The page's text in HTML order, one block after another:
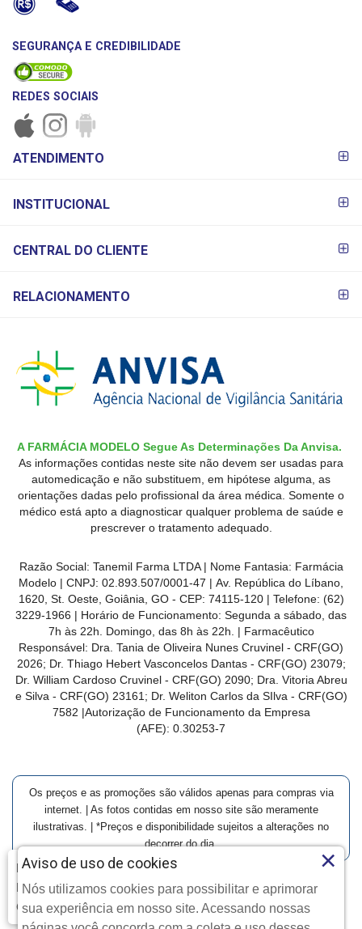
Farmácia Modelo | Goiânia | Entrega Imediata e Clique-
Retire
Clique aqui...
SEGURANÇA E CREDIBILIDADE
REDES SOCIAIS
PAGAMENTO
ATENDIMENTO
INSTITUCIONAL
CENTRAL DO CLIENTE
RELACIONAMENTO
A FARMÁCIA MODELO Segue As Determinações Da Anvisa.
As informações contidas neste site não devem ser usadas para
automedicação e não substituem, em hipótese alguma, as
orientações dadas pelo profissional da área médica. Somente o
médico está apto a diagnosticar qualquer problema de saúde e
prescrever o tratamento adequado.
Razão Social: Tanemil Farma LTDA | Nome Fantasia: Farmácia
Modelo | CNPJ: 02.893.507/0001-47 | Av. República do Líbano,
1620, St. Oeste, Goiânia, GO - CEP: 74115-120 | Telefone: (62)
3229-1966 | Horário de Funcionamento: Segunda a sábado, das
7h às 22h. Domingo, das 8h às 22h. | Farmacêutico
Responsável: Dra. Tania de Oliveira Nunes Cruvinel - CRF(GO)
2026; Dr. Thiago Hebert Vasconcelos Dantas - CRF(GO) 23079;
Dr. William Cardoso Cruvinel - CRF(GO) 2090; Dra. Vitoria Abreu
e Silva - CRF(GO) 23161; Dr. Weliton Carlos da SIlva - CRF(GO)
7582 |Autorização de Funcionamento da Empresa
(AFE): 0.30253-7
Os preços e as promoções são válidos apenas para compras via
internet. | As fotos contidas em nosso site são meramente
ilustrativas. | *Preços e disponibilidade sujeitos a alterações no
decorrer do dia.
Copyright © 2026 Farmácia Modelo - Todos os direitos
Aviso de uso de cookies
Nós utilizamos cookies para possibilitar e aprimorar
sua experiência em nosso site. Acessando nossas
×